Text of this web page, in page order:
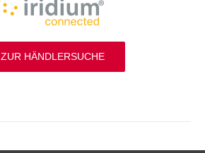
ZUR HÄNDLERSUCHE